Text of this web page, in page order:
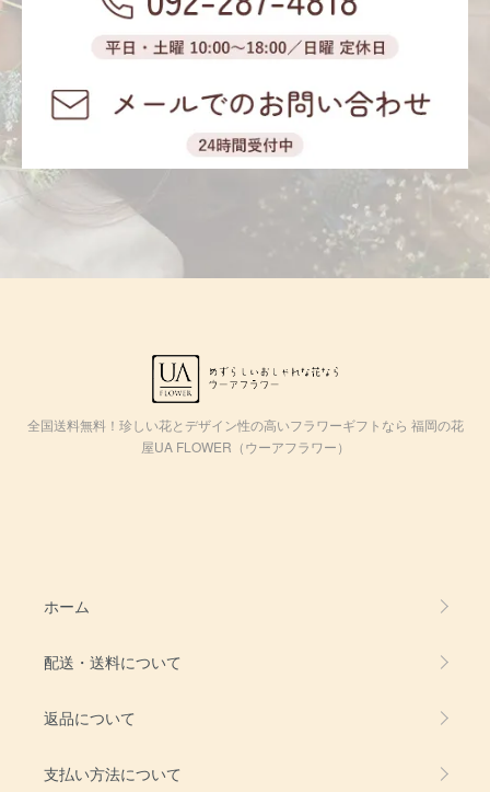
全国送料無料！珍しい花とデザイン性の高いフラワーギフトなら 福岡の花
屋UA FLOWER（ウーアフラワー）
ホーム
配送・送料について
返品について
支払い方法について